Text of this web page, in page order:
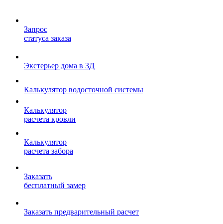
Запрос
статуса заказа
Экстерьер дома в 3Д
Калькулятор водосточной системы
Калькулятор
расчета кровли
Калькулятор
расчета забора
Заказать
бесплатный замер
Заказать предварительный расчет